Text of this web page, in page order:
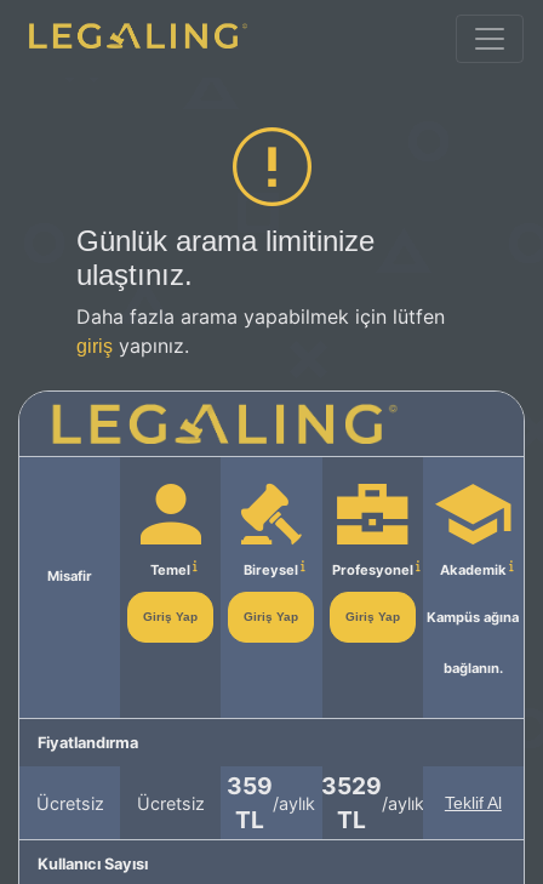
Günlük arama limitinize
ulaştınız.
Daha fazla arama yapabilmek için lütfen
giriş yapınız.
Misafir Temel
Giriş Yap
Bireysel
Giriş Yap
Profesyonel
Giriş Yap
Akademik
Kampüs ağına
bağlanın.
Fiyatlandırma
Ücretsiz Ücretsiz
359
TL
/aylık
3529
TL
/aylık Teklif Al
Kullanıcı Sayısı